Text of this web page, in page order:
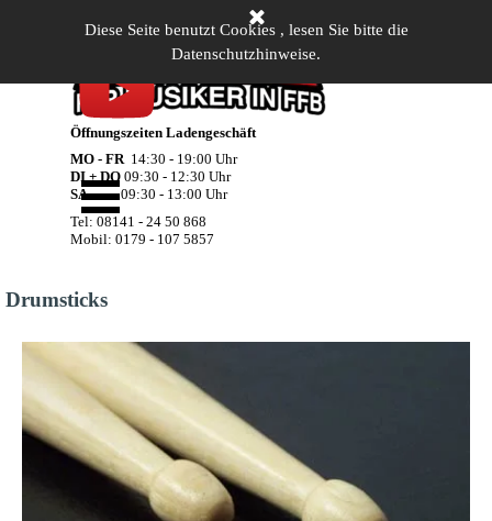
Diese Seite benutzt Cookies , lesen Sie bitte die
Datenschutzhinweise.
Öffnungszeiten Ladengeschäft
MO - FR14:30 - 19:00 Uhr
DI + DO 09:30 - 12:30 Uhr
SA09:30 - 13:00 Uhr
Tel: 08141 - 24 50 868
Mobil: 0179 - 107 5857
Menü überspringen
Drumsticks